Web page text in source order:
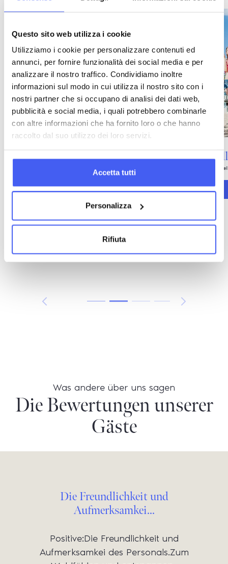
Questo sito web utilizza i cookie
Utilizziamo i cookie per personalizzare contenuti ed
annunci, per fornire funzionalità dei social media e per
analizzare il nostro traffico. Condividiamo inoltre
informazioni sul modo in cui utilizza il nostro sito con i
nostri partner che si occupano di analisi dei dati web,
pubblicità e social media, i quali potrebbero combinarle
con altre informazioni che ha fornito loro o che hanno
raccolto dal suo utilizzo dei loro servizi.
Accetta tutti
Personalizza
Rifiuta
Sommer Beach Volley Camp
Sommer Beach Volley Camp Hotel in Cesenatico
Mehr Details
Was andere über uns sagen
Die Bewertungen unserer
Gäste
Die Freundlichkeit und
Aufmerksamkei...
Positive:Die Freundlichkeit und
Aufmerksamkei des Personals.Zum